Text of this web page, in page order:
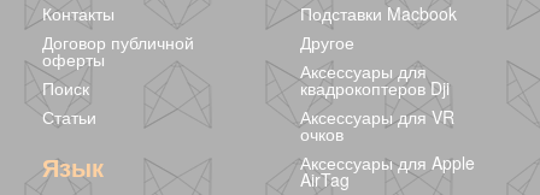
Контакты
Договор публичной
оферты
Поиск
Статьи
Язык
Подставки Macbook
Другое
Аксессуары для
квадрокоптеров Dji
Аксессуары для VR
очков
Аксессуары для Apple
AirTag